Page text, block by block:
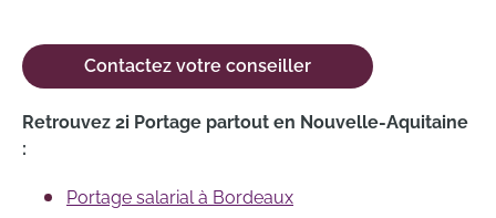
Contactez votre conseiller
Retrouvez 2i Portage partout en Nouvelle-Aquitaine
:
Portage salarial à Bordeaux